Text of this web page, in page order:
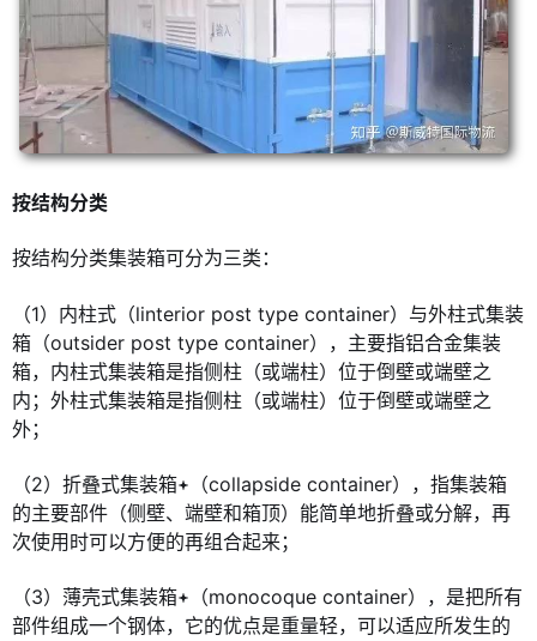
按结构分类
按结构分类集装箱可分为三类：
（1）内柱式（linterior post type container）与外柱式集装
箱（outsider post type container），主要指铝合金集装
箱，内柱式集装箱是指侧柱（或端柱）位于倒壁或端壁之
内；外柱式集装箱是指侧柱（或端柱）位于倒壁或端壁之
外；
（2）折叠式集装箱
（collapside container），指集装箱
的主要部件（侧壁、端壁和箱顶）能简单地折叠或分解，再
次使用时可以方便的再组合起来；
（3）薄壳式集装箱
（monocoque container），是把所有
部件组成一个钢体，它的优点是重量轻，可以适应所发生的